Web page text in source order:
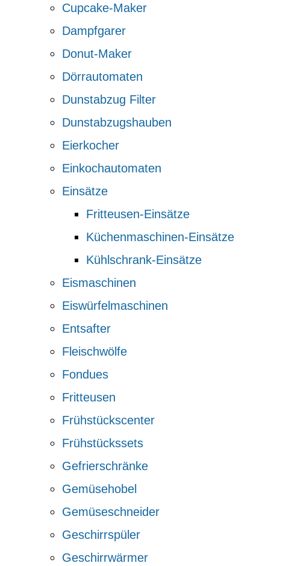
Cupcake-Maker
Dampfgarer
Donut-Maker
Dörrautomaten
Dunstabzug Filter
Dunstabzugshauben
Eierkocher
Einkochautomaten
Einsätze
Fritteusen-Einsätze
Küchenmaschinen-Einsätze
Kühlschrank-Einsätze
Eismaschinen
Eiswürfelmaschinen
Entsafter
Fleischwölfe
Fondues
Fritteusen
Frühstückscenter
Frühstückssets
Gefrierschränke
Gemüsehobel
Gemüseschneider
Geschirrspüler
Geschirrwärmer